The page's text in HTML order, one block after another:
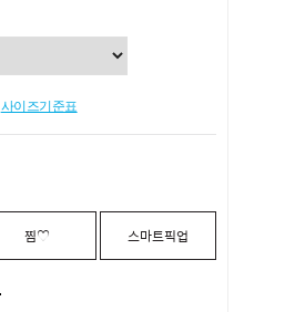
사이즈기준표
찜♡ 스마트픽업